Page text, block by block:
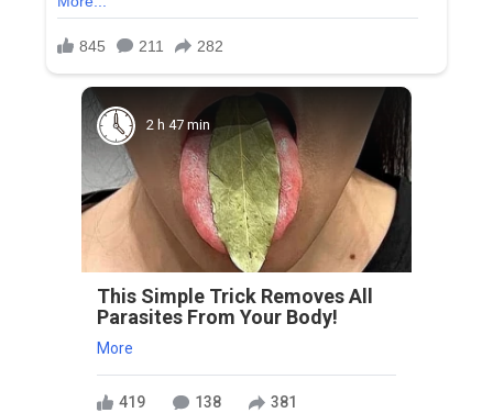
2 h 47 min
This Simple Trick Removes All
Parasites From Your Body!
More
419 138 381